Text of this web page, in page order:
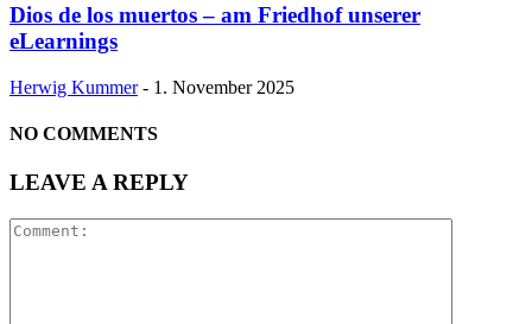
Dios de los muertos – am Friedhof unserer
eLearnings
Herwig Kummer - 1. November 2025
NO COMMENTS
LEAVE A REPLY